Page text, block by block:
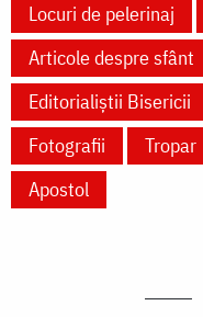
Locuri de pelerinaj
Articole despre sfânt
Editorialiștii Bisericii
Fotografii
Tropar
Apostol